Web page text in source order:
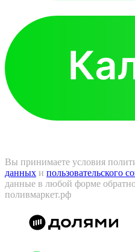
Вы принимаете условия
данных и пользовательского
данные в любой форме
поливмаркет.рф